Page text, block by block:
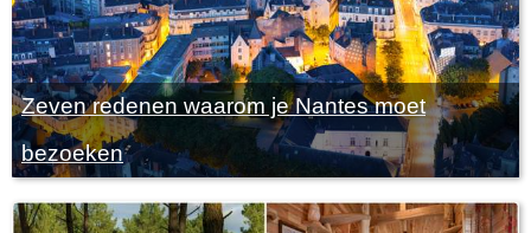
Zeven redenen waarom je Nantes moet
bezoeken